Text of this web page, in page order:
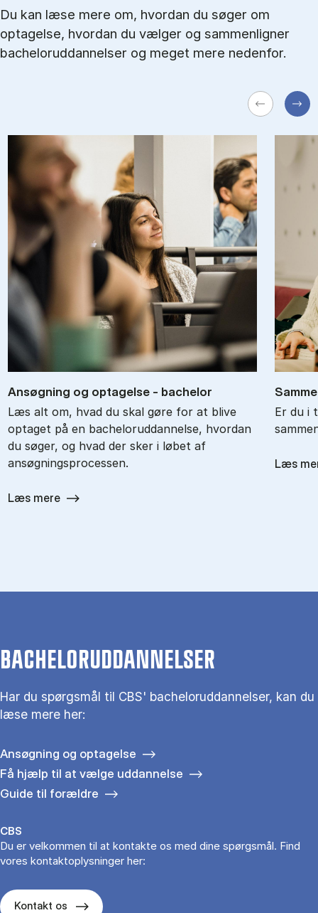
Du kan læse mere om, hvordan du søger om
optagelse, hvordan du vælger og sammenligner
bacheloruddannelser og meget mere nedenfor.
An­søg­ning og op­ta­gel­se - ba­chel­or
Læs alt om, hvad du skal gøre for at blive
optaget på en bacheloruddannelse, hvordan
du søger, og hvad der sker i løbet af
ansøgningsprocessen.
Læs mere
Er du i
Læs
BACHELORUDDANNELSER
Har du spørgsmål til CBS' bacheloruddannelser, kan du
læse mere her:
Ansøgning og optagelse
Få hjælp til at vælge uddannelse
Guide til forældre
CBS
Du er velkommen til at kontakte os med dine spørgsmål. Find
vores kontaktoplysninger her:
Kontakt os